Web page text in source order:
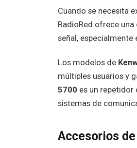
Cuando se necesita
RadioRed ofrece
señal, especialmente
Los modelos de
múltiples usuarios y
5700 es un
sistemas de
Accesorios